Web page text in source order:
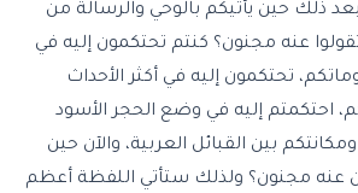
ذلك حين يأتيكم بالوحي والرسالة من
عنه مجنون؟ كنتم تحتكمون إليه في
تحتكمون إليه في أكثر الأحداث
احتكمتم إليه في وضع الحجر الأسود
بين القبائل العربية، والآن حين
عنه مجنون؟ ولذلك ستأتي اللفظة أعظم